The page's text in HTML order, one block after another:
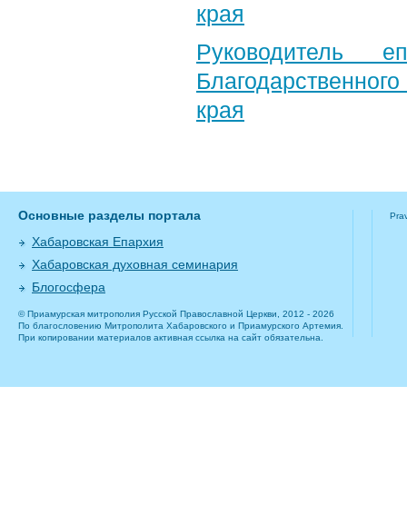
края
Руководитель
края
Основные разделы портала
Хабаровская Епархия
Хабаровская духовная семинария
Блогосфера
© Приамурская митрополия Русской Православной Церкви, 2012 - 2026
По благословению Митрополита Хабаровского и Приамурского Артемия.
При копировании материалов активная ссылка на сайт обязательна.